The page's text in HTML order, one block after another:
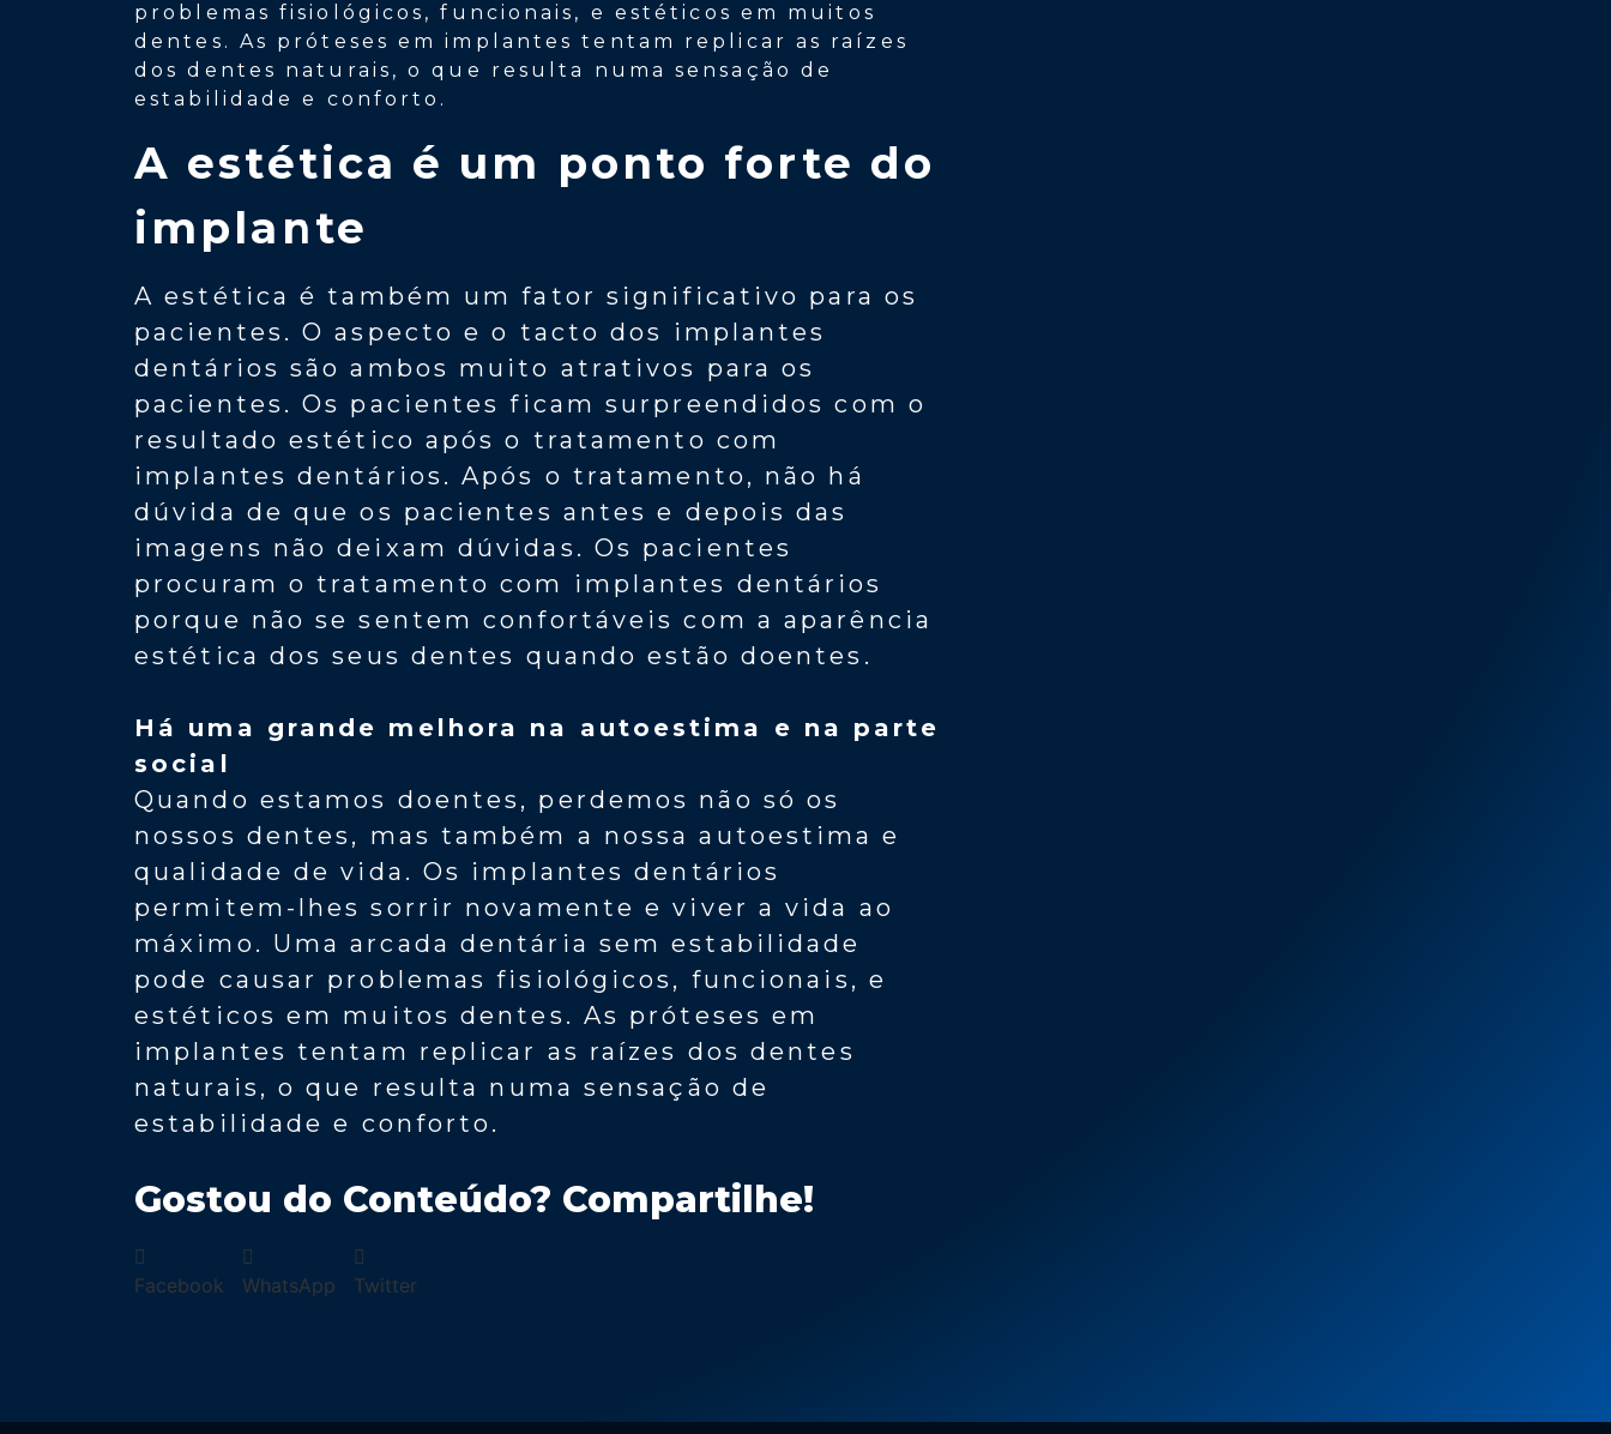
problemas fisiológicos, funcionais, e estéticos em muitos
dentes. As próteses em implantes tentam replicar as raízes
dos dentes naturais, o que resulta numa sensação de
estabilidade e conforto.
A estética é um ponto forte do
implante
A estética é também um fator significativo para os
pacientes. O aspecto e o tacto dos implantes
dentários são ambos muito atrativos para os
pacientes. Os pacientes ficam surpreendidos com o
resultado estético após o tratamento com
implantes dentários. Após o tratamento, não há
dúvida de que os pacientes antes e depois das
imagens não deixam dúvidas. Os pacientes
procuram o tratamento com implantes dentários
porque não se sentem confortáveis com a aparência
estética dos seus dentes quando estão doentes.
Há uma grande melhora na autoestima e na parte
social
Quando estamos doentes, perdemos não só os
nossos dentes, mas também a nossa autoestima e
qualidade de vida. Os implantes dentários
permitem-lhes sorrir novamente e viver a vida ao
máximo. Uma arcada dentária sem estabilidade
pode causar problemas fisiológicos, funcionais, e
estéticos em muitos dentes. As próteses em
implantes tentam replicar as raízes dos dentes
naturais, o que resulta numa sensação de
estabilidade e conforto.
Gostou do Conteúdo? Compartilhe!
Facebook WhatsApp Twitter